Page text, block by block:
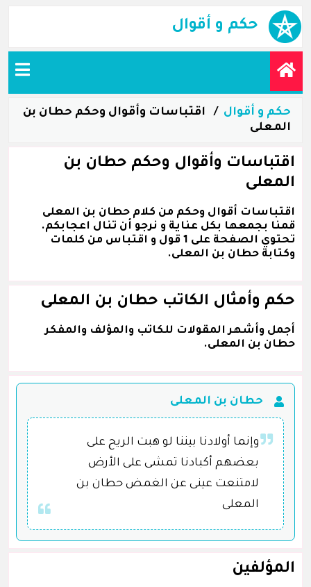
حكم و أقوال
حكم و أقوال
اقتباسات وأقوال وحكم حطان بن
المعلى
اقتباسات وأقوال وحكم حطان بن
المعلى
اقتباسات أقوال وحكم من كلام حطان بن المعلى
قمنا بجمعها بكل عناية و نرجو أن تنال اعجابكم.
تحتوي الصفحة على 1 قول و اقتباس من كلمات
وكتابة حطان بن المعلى.
حكم وأمثال الكاتب حطان بن المعلى
أجمل وأشهر المقولات للكاتب والمؤلف والمفكر
حطان بن المعلى.
حطان بن المعلى
وإنما أولادنا بيننا لو هبت الريح على
بعضهم أكبادنا تمشى على الأرض
لامتنعت عينى عن الغمض حطان بن
المعلى
المؤلفين